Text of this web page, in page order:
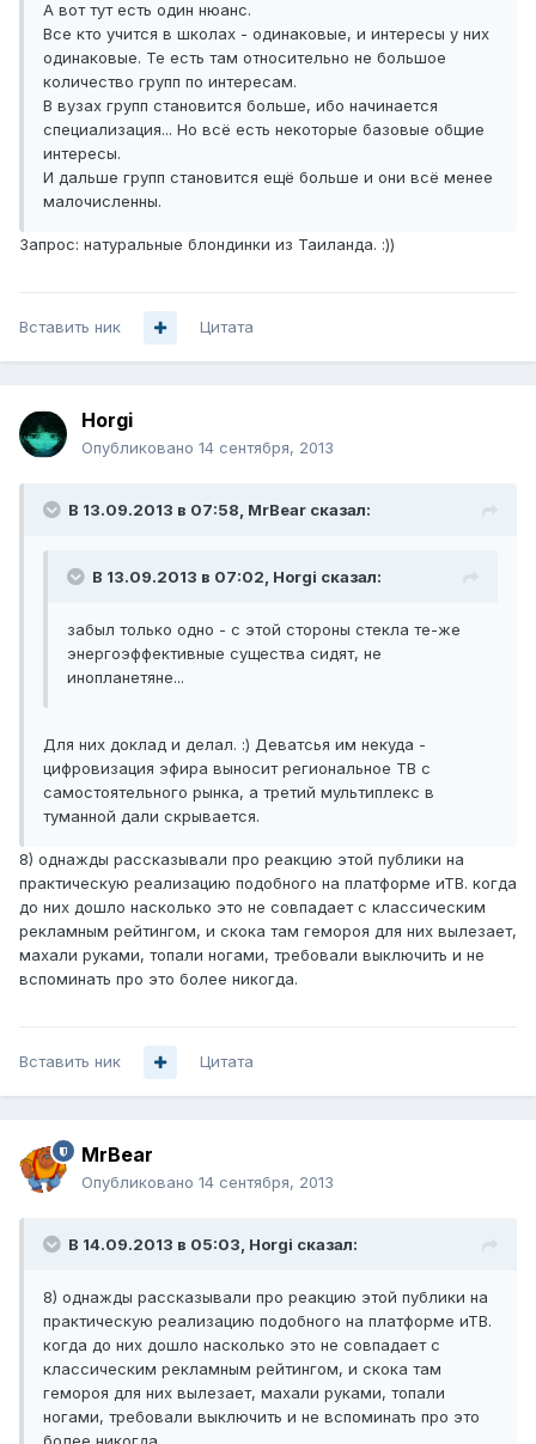
А вот тут есть один нюанс.
Все кто учится в школах - одинаковые, и интересы у них
одинаковые. Те есть там относительно не большое
количество групп по интересам.
В вузах групп становится больше, ибо начинается
специализация... Но всё есть некоторые базовые общие
интересы.
И дальше групп становится ещё больше и они всё менее
малочисленны.
Запрос: натуральные блондинки из Таиланда. :))
Вставить ник Цитата
Horgi
Опубликовано 14 сентября, 2013
В 13.09.2013 в 07:58, MrBear сказал:
В 13.09.2013 в 07:02, Horgi сказал:
забыл только одно - с этой стороны стекла те-же
энергоэффективные существа сидят, не
инопланетяне...
Для них доклад и делал. :) Деватсья им некуда -
цифровизация эфира выносит региональное ТВ с
самостоятельного рынка, а третий мультиплекс в
туманной дали скрывается.
8) однажды рассказывали про реакцию этой публики на
практическую реализацию подобного на платформе иТВ. когда
до них дошло насколько это не совпадает с классическим
рекламным рейтингом, и скока там гемороя для них вылезает,
махали руками, топали ногами, требовали выключить и не
вспоминать про это более никогда.
Вставить ник Цитата
MrBear
Опубликовано 14 сентября, 2013
В 14.09.2013 в 05:03, Horgi сказал:
8) однажды рассказывали про реакцию этой публики на
практическую реализацию подобного на платформе иТВ.
когда до них дошло насколько это не совпадает с
классическим рекламным рейтингом, и скока там
гемороя для них вылезает, махали руками, топали
ногами, требовали выключить и не вспоминать про это